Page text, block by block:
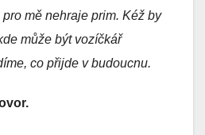
mě nehraje prim. Kéž by
může být vozíčkář
co přijde v budoucnu.